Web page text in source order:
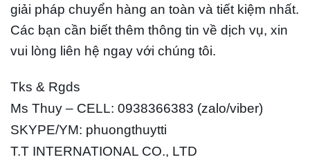
giải pháp chuyển hàng an toàn và tiết kiệm nhất.
Các bạn cần biết thêm thông tin về dịch vụ, xin
vui lòng liên hệ ngay với chúng tôi.
Tks & Rgds
Ms Thuy – CELL: 0938366383 (zalo/viber)
SKYPE/YM: phuongthuytti
T.T INTERNATIONAL CO., LTD